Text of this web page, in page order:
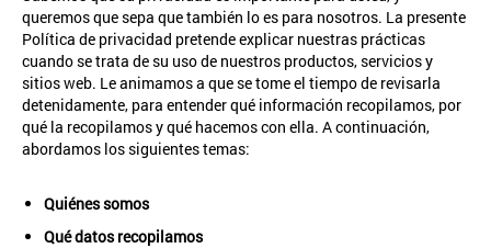
queremos que sepa que también lo es para nosotros. La presente
Política de privacidad pretende explicar nuestras prácticas
cuando se trata de su uso de nuestros productos, servicios y
sitios web. Le animamos a que se tome el tiempo de revisarla
detenidamente, para entender qué información recopilamos, por
qué la recopilamos y qué hacemos con ella. A continuación,
abordamos los siguientes temas:
Quiénes somos
Qué datos recopilamos